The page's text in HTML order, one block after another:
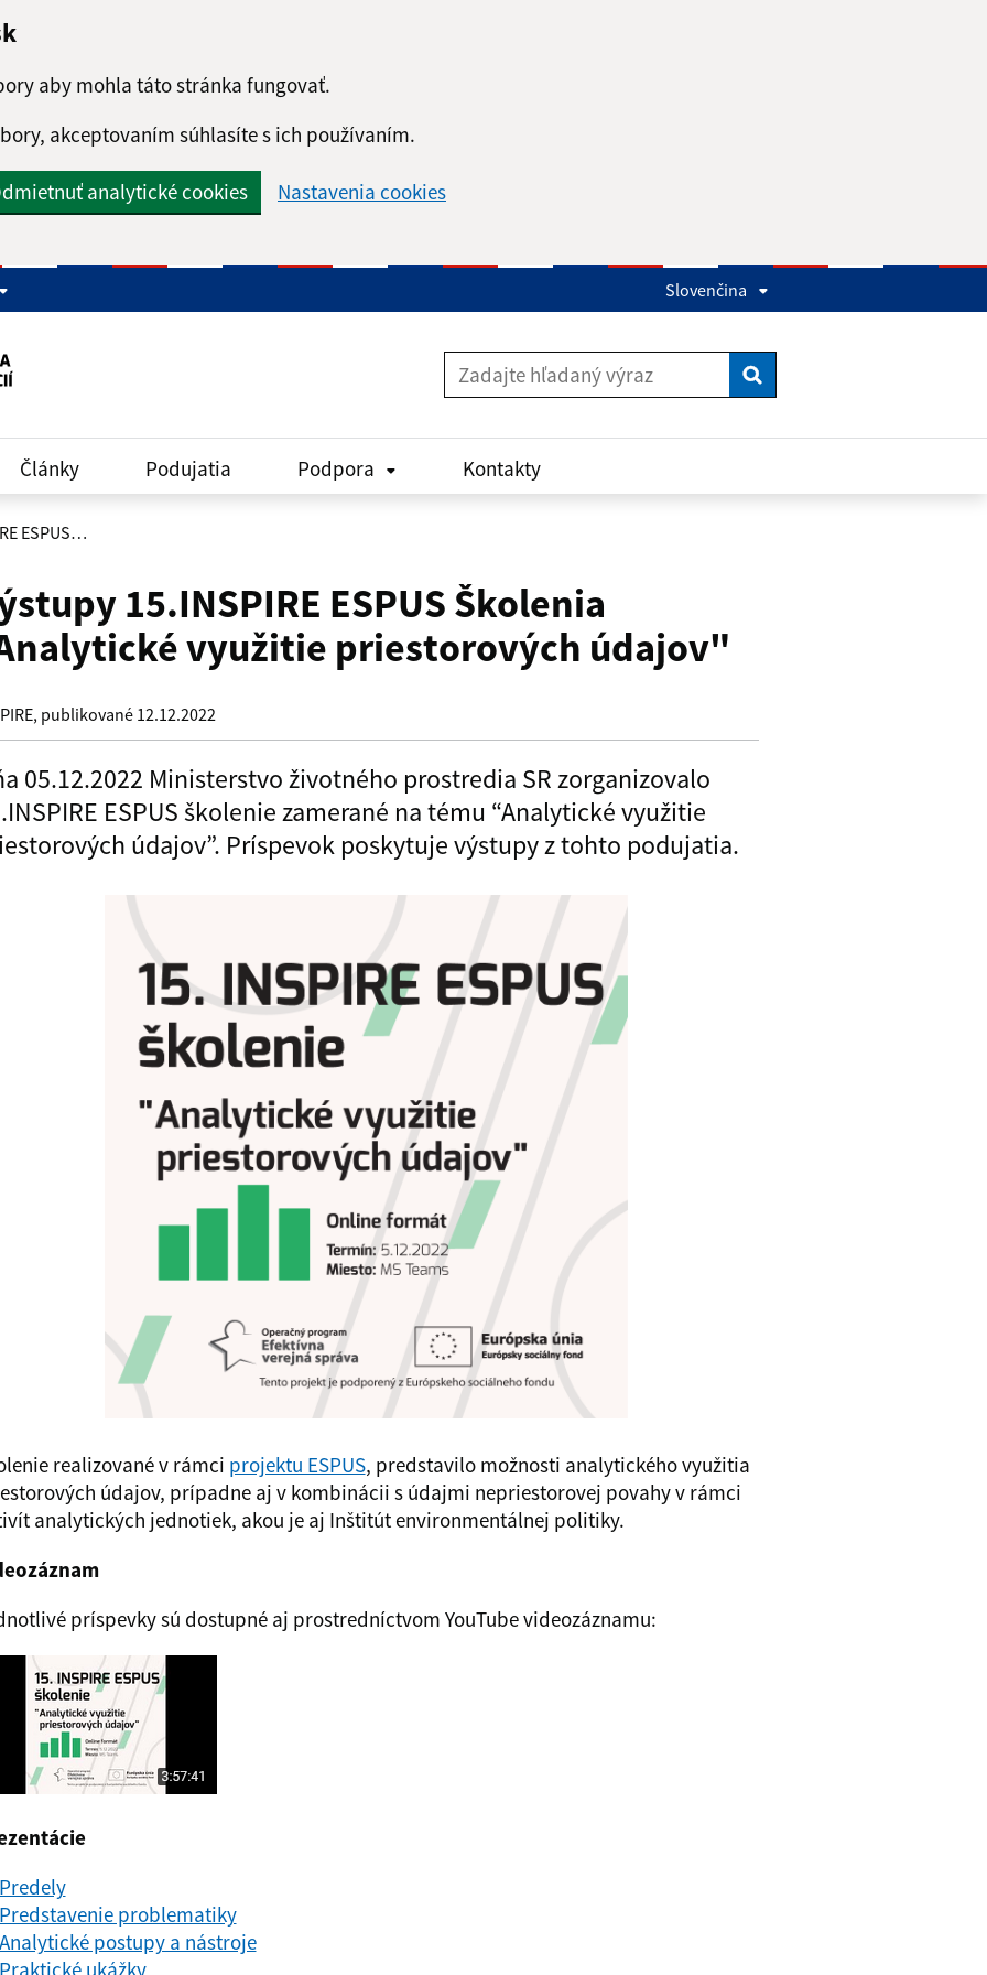
aby mohla táto stránka fungovať.
akceptovaním súhlasíte s ich používaním.
analytické cookies Nastavenia cookies
Slovenčina
Vyhľadať
Články Podujatia Podpora Kontakty
ESPUS…
15.INSPIRE ESPUS Školenia
využitie priestorových údajov"
, publikované 12.12.2022
05.12.2022 Ministerstvo životného prostredia SR zorganizovalo
ESPUS školenie zamerané na tému “Analytické využitie
údajov”. Príspevok poskytuje výstupy z tohto podujatia.
realizované v rámci projektu ESPUS, predstavilo možnosti analytického využitia
údajov, prípadne aj v kombinácii s údajmi nepriestorovej povahy v rámci
analytických jednotiek, akou je aj Inštitút environmentálnej politiky.
príspevky sú dostupné aj prostredníctvom YouTube videozáznamu:
problematiky
postupy a nástroje
ukážky